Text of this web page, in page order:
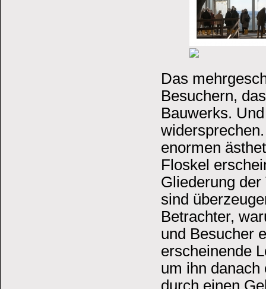
Das
Besuchern,
Bauwerks.
enormen
Floskel
Gliederung
sind
Betrachter,
und Besucher
erscheinende
um ihn danach
durch einen